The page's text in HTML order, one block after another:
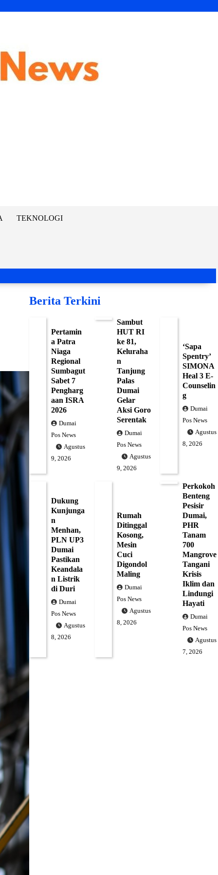
TEKNOLOGI
Berita Terkini
Pertamin
a Patra
Niaga
Regional
Sumbagut
Sabet 7
Pengharg
aan ISRA
2026
Dumai
Pos News
Agustus
9, 2026
Sambut
HUT RI
ke 81,
Keluraha
n
Tanjung
Palas
Dumai
Gelar
Aksi Goro
Serentak
Dumai
Pos News
Agustus
9, 2026
‘Sapa
Spentry’
SIMONA
Heal 3 E-
Counselin
g
Dumai
Pos News
Agustus
8, 2026
Dukung
Kunjunga
n
Menhan,
PLN UP3
Dumai
Pastikan
Keandala
n Listrik
di Duri
Dumai
Pos News
Agustus
8, 2026
Rumah
Ditinggal
Kosong,
Mesin
Cuci
Digondol
Maling
Dumai
Pos News
Agustus
8, 2026
Perkokoh
Benteng
Pesisir
Dumai,
PHR
Tanam
700
Mangrove
Tangani
Krisis
Iklim dan
Lindungi
Hayati
Dumai
Pos News
Agustus
7, 2026